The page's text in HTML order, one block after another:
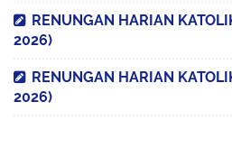
RENUNGAN HARIAN
2026)
RENUNGAN HARIAN
2026)